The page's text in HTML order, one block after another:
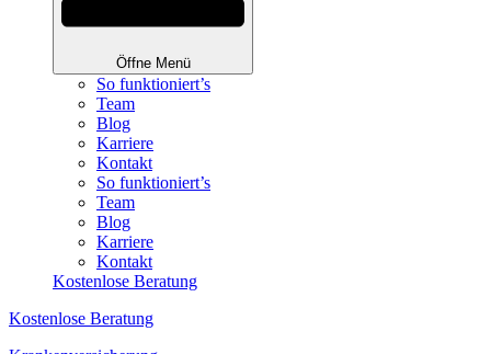
Öffne Menü
So funktioniert’s
Team
Blog
Karriere
Kontakt
So funktioniert’s
Team
Blog
Karriere
Kontakt
Kostenlose Beratung
Kostenlose Beratung